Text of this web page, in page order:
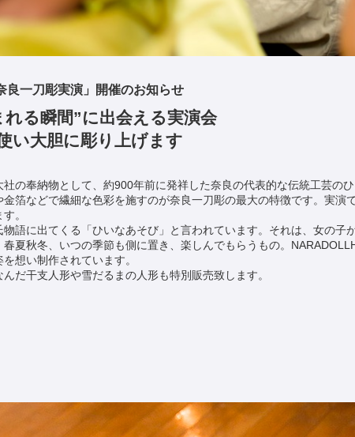
良一刀彫実演」開催のお知らせ
る瞬間”に出会える実演会
い大胆に彫り上げます
の奉納物として、約900年前に発祥した奈良の代表的な伝統工芸の
金箔などで繊細な色彩を施すのが奈良一刀彫の最大の特徴です。実演
。
語に出てくる「ひいなあそび」と言われています。それは、女の子
夏秋冬、いつの季節も側に置き、楽しんでもらうもの。
想い制作されています。
だ干支人形や雪だるまの人形も特別販売致します。